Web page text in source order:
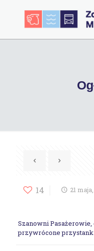
14 21
Szanowni Pasażerowie,
przywrócone